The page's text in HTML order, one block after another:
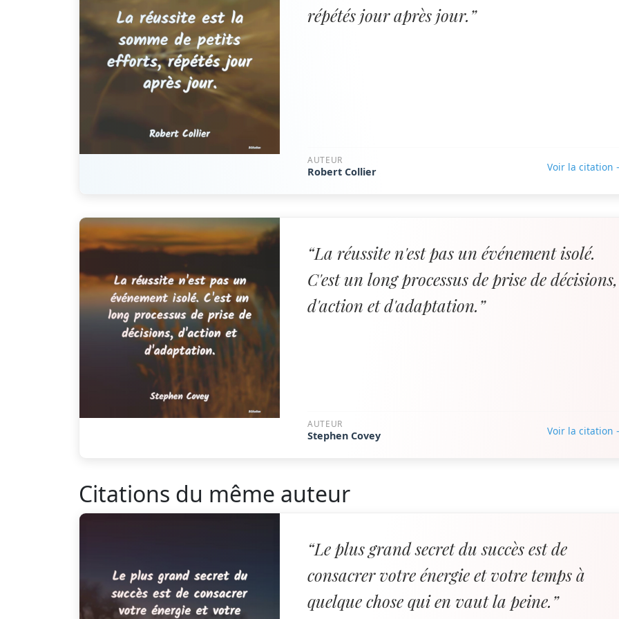
répétés jour après jour.”
AUTEUR
Robert Collier Voir la citation
“La réussite n'est pas un événement isolé.
C'est un long processus de prise de décisions,
d'action et d'adaptation.”
AUTEUR
Stephen Covey Voir la citation
Citations du même auteur
“Le plus grand secret du succès est de
consacrer votre énergie et votre temps à
quelque chose qui en vaut la peine.”